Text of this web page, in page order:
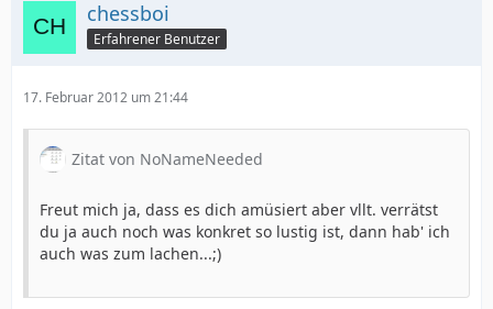
chessboi
Erfahrener Benutzer
17. Februar 2012 um 21:44
Zitat von NoNameNeeded
Freut mich ja, dass es dich amüsiert aber vllt. verrätst
du ja auch noch was konkret so lustig ist, dann hab' ich
auch was zum lachen...;)